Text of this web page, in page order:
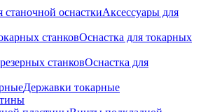
Аксессуары для
Оснастка для токарных
Оснастка для
Державки токарные